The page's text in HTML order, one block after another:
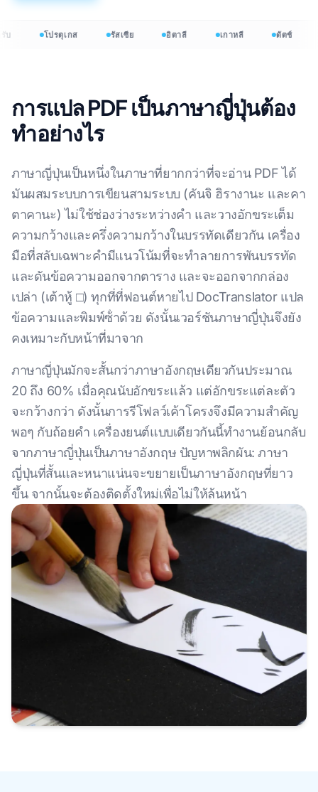
บ โปรตุเกส รัสเซีย อิตาลี เกาหลี ดัตช์
การแปล PDF เป็นภาษาญี่ปุ่นต้อง
ทําอย่างไร
ภาษาญี่ปุ่นเป็นหนึ่งในภาษาที่ยากกว่าที่จะอ่าน PDF ได้
มันผสมระบบการเขียนสามระบบ (คันจิ ฮิรางานะ และคา
ตาคานะ) ไม่ใช้ช่องว่างระหว่างคํา และวางอักขระเต็ม
ความกว้างและครึ่งความกว้างในบรรทัดเดียวกัน เครื่อง
มือที่สลับเฉพาะคํามีแนวโน้มที่จะทําลายการพันบรรทัด
และดันข้อความออกจากตาราง และจะออกจากกล่อง
เปล่า (เต้าหู้ □) ทุกที่ที่ฟอนต์หายไป DocTranslator แปล
ข้อความและพิมพ์ซ้ําด้วย ดังนั้นเวอร์ชันภาษาญี่ปุ่นจึงยัง
คงเหมาะกับหน้าที่มาจาก
ภาษาญี่ปุ่นมักจะสั้นกว่าภาษาอังกฤษเดียวกันประมาณ
20 ถึง 60% เมื่อคุณนับอักขระแล้ว แต่อักขระแต่ละตัว
จะกว้างกว่า ดังนั้นการรีโฟลว์เค้าโครงจึงมีความสําคัญ
พอๆ กับถ้อยคํา เครื่องยนต์แบบเดียวกันนี้ทํางานย้อนกลับ
จากภาษาญี่ปุ่นเป็นภาษาอังกฤษ ปัญหาพลิกผัน: ภาษา
ญี่ปุ่นที่สั้นและหนาแน่นจะขยายเป็นภาษาอังกฤษที่ยาว
ขึ้น จากนั้นจะต้องติดตั้งใหม่เพื่อไม่ให้ล้นหน้า